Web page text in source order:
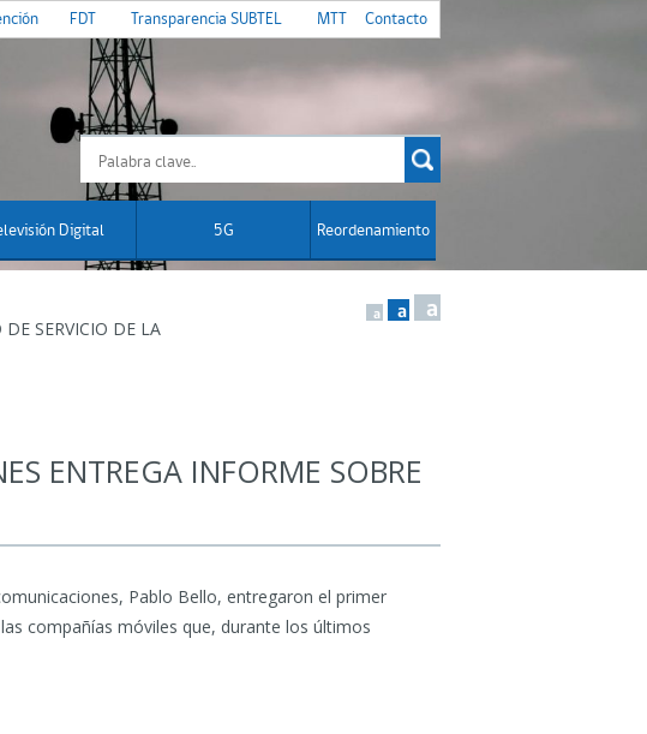
FDT Transparencia SUBTEL MTT Contacto
Digital 5G Reordenamiento
SERVICIO DE LA
a a a
ENTREGA INFORME SOBRE
Pablo Bello, entregaron el primer
compañías móviles que, durante los últimos